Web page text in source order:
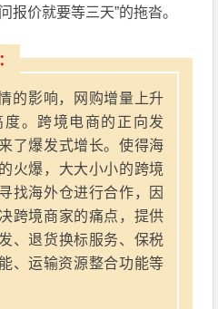
报价就要等三天”的拖沓。
的影响，网购增量上升
。跨境电商的正向发
了爆发式增长。使得海
火爆，大大小小的跨境
找海外仓进行合作，因
跨境商家的痛点，提供
、退货换标服务、保税
、运输资源整合功能等